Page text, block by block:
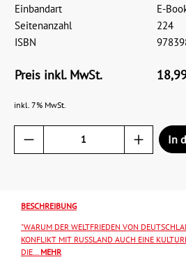
Einbandart
E-
Seitenanzahl
224
ISBN
Preis inkl. MwSt.
inkl. 7% MwSt.
In
BESCHREIBUNG
"WARUM DER WELTFRIEDEN VON
KONFLIKT MIT RUSSLAND AUCH EINE
DIE… MEHR